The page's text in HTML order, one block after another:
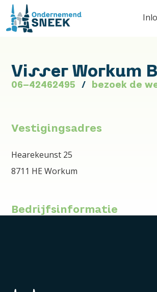
Visser Workum
06-42462495 bezoek de
Vestigingsadres
Hearekeunst 25
8711 HE Workum
Bedrijfsinformatie